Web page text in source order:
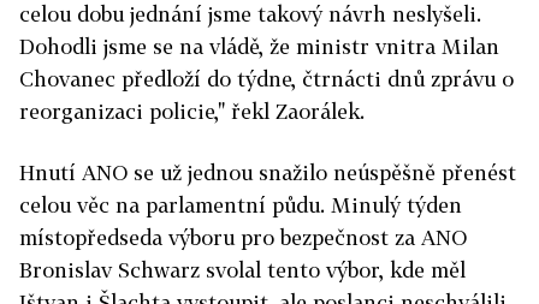
celou dobu jednání jsme takový návrh neslyšeli.
Dohodli jsme se na vládě, že ministr vnitra Milan
Chovanec předloží do týdne, čtrnácti dnů zprávu o
reorganizaci policie," řekl Zaorálek.
Hnutí ANO se už jednou snažilo neúspěšně přenést
celou věc na parlamentní půdu. Minulý týden
místopředseda výboru pro bezpečnost za ANO
Bronislav Schwarz svolal tento výbor, kde měl